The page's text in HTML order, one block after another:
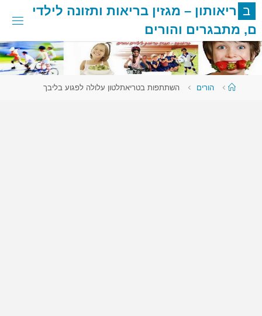
דלגו
לתוכן
ב ריאותון – מגזין בריאות ותזונה לילדי
ם, מתבגרים והורים
עמודהורים השתתפות בטריאתלטון עלולה לפגוע בליבך